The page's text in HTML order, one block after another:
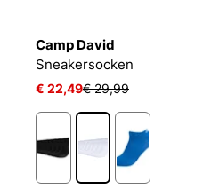
Camp David
Sneakersocken
€ 22,49€ 29,99